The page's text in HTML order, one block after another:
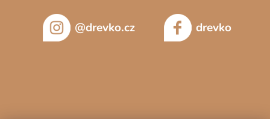
@drevko.cz drevko